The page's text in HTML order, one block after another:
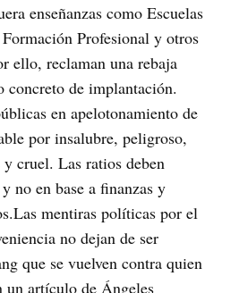
enseñanzas como Escuelas
Profesional y otros
ello, reclaman una rebaja
concreto de implantación.
en apelotonamiento de
por insalubre, peligroso,
cruel. Las ratios deben
no en base a finanzas y
mentiras políticas por el
no dejan de ser
que se vuelven contra quien
un artículo de Ángeles